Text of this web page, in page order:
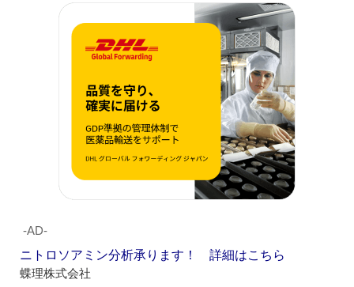
‐AD‐
ニトロソアミン分析承ります！ 詳細はこちら
蝶理株式会社